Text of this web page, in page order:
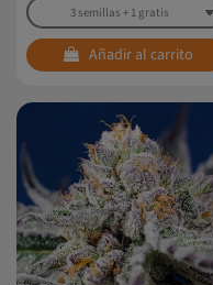
Añadir al carrito